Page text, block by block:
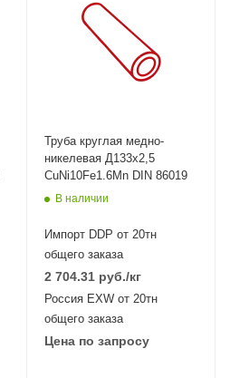
Труба круглая медно-
никелевая Д133х2,5
CuNi10Fe1.6Mn DIN 86019
В наличии
Импорт DDP от 20тн
общего заказа
2 704.31 руб./кг
Россия EXW от 20тн
общего заказа
Цена по запросу